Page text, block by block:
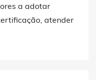
a adotar
atender
os objetivos